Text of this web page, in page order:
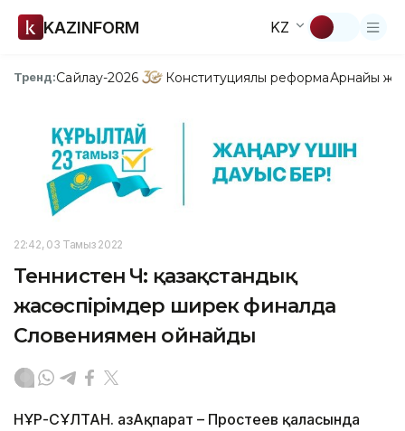
KAZINFORM KZ
Тренд:Сайлау-2026 Конституциялық реформаАрнайы
22:42, 03 Тамыз 2022
Теннистен ӘЧ: қазақстандық
жасөспірімдер ширек финалда
Словениямен ойнайды
НҰР-СҰЛТАН. ҚазАқпарат – Простеев қаласында